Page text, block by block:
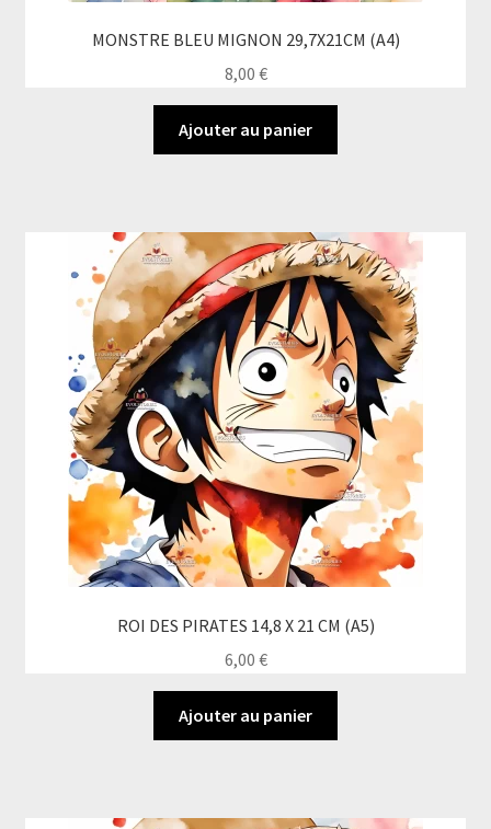
MONSTRE BLEU MIGNON 29,7X21CM (A4)
8,00 €
Ajouter au panier
ROI DES PIRATES 14,8 X 21 CM (A5)
6,00 €
Ajouter au panier